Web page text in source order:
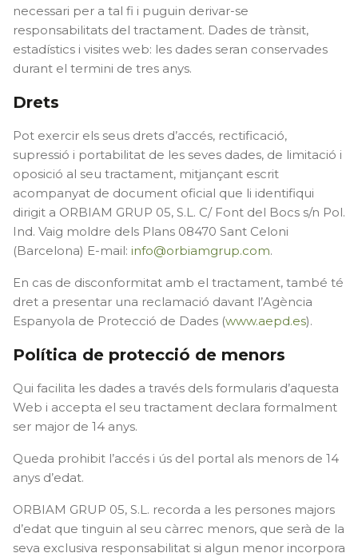
necessari per a tal fi i puguin derivar-se
responsabilitats del tractament. Dades de trànsit,
estadístics i visites web: les dades seran conservades
durant el termini de tres anys.
Drets
Pot exercir els seus drets d’accés, rectificació,
supressió i portabilitat de les seves dades, de limitació i
oposició al seu tractament, mitjançant escrit
acompanyat de document oficial que li identifiqui
dirigit a ORBIAM GRUP 05, S.L. C/ Font del Bocs s/n Pol.
Ind. Vaig moldre dels Plans 08470 Sant Celoni
(Barcelona) E-mail: info@orbiamgrup.com.
En cas de disconformitat amb el tractament, també té
dret a presentar una reclamació davant l’Agència
Espanyola de Protecció de Dades (www.aepd.es).
Política de protecció de menors
Qui facilita les dades a través dels formularis d’aquesta
Web i accepta el seu tractament declara formalment
ser major de 14 anys.
Queda prohibit l’accés i ús del portal als menors de 14
anys d’edat.
ORBIAM GRUP 05, S.L. recorda a les persones majors
d’edat que tinguin al seu càrrec menors, que serà de la
seva exclusiva responsabilitat si algun menor incorpora